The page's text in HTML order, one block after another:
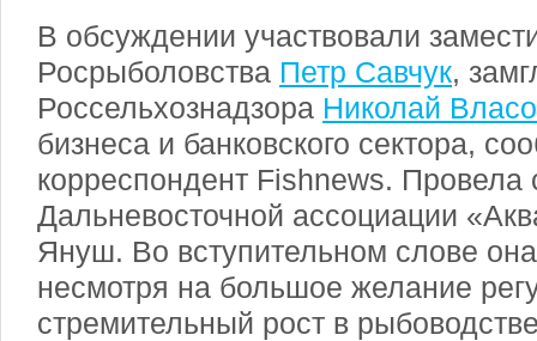
В обсуждении участвовали
Росрыболовства Петр Савчук,
Россельхознадзора Николай
бизнеса и банковского сектора,
корреспондент Fishnews. Провела
Дальневосточной ассоциации
Януш. Во вступительном слове
несмотря на большое желание
стремительный рост в